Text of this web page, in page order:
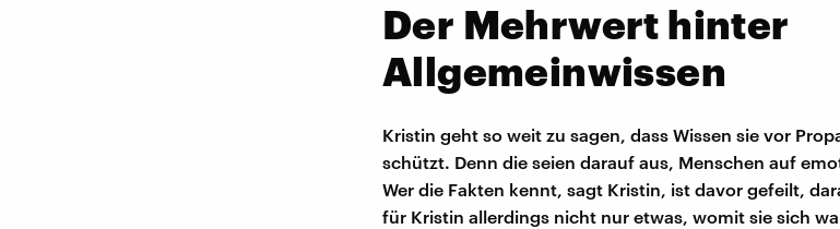
Der Mehrwert hinter
Allgemeinwissen
Kristin geht so weit zu sagen, dass Wissen sie vor
schützt. Denn die seien darauf aus, Menschen auf
Wer die Fakten kennt, sagt Kristin, ist davor gefeilt,
für Kristin allerdings nicht nur etwas, womit sie sich